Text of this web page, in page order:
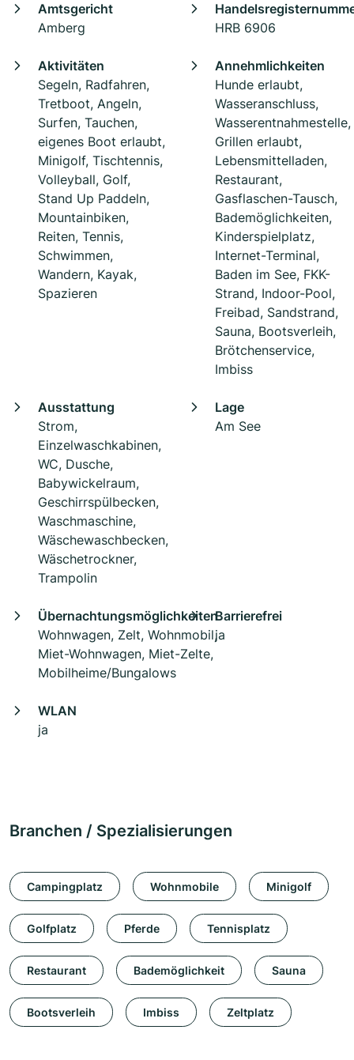
Amtsgericht
Amberg
HRB 6906
Aktivitäten
Segeln, Radfahren,
Tretboot, Angeln,
Surfen, Tauchen,
eigenes Boot erlaubt,
Minigolf, Tischtennis,
Volleyball, Golf,
Stand Up Paddeln,
Mountainbiken,
Reiten, Tennis,
Schwimmen,
Wandern, Kayak,
Spazieren
Annehmlichkeiten
Hunde erlaubt,
Wasseranschluss,
Wasserentnahmestelle,
Grillen erlaubt,
Lebensmittelladen,
Restaurant,
Gasflaschen-Tausch,
Bademöglichkeiten,
Kinderspielplatz,
Internet-Terminal,
Baden im See, FKK-
Strand, Indoor-Pool,
Freibad, Sandstrand,
Sauna, Bootsverleih,
Brötchenservice,
Imbiss
Ausstattung
Strom,
Einzelwaschkabinen,
WC, Dusche,
Babywickelraum,
Geschirrspülbecken,
Waschmaschine,
Wäschewaschbecken,
Wäschetrockner,
Trampolin
Lage
Am See
Übernachtungsmöglichkeiten
Wohnwagen, Zelt, Wohnmobil,
Miet-Wohnwagen, Miet-Zelte,
Mobilheime/Bungalows
Barrierefrei
ja
WLAN
ja
Branchen / Spezialisierungen
Campingplatz Wohnmobile Minigolf
Golfplatz Pferde Tennisplatz
Restaurant Bademöglichkeit Sauna
Bootsverleih Imbiss Zeltplatz